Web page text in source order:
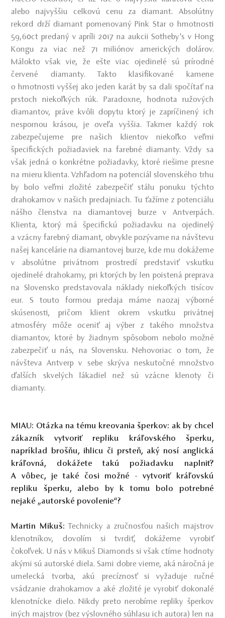
alebo najvyššiu celkovú cenu za diamant. Absolútny
rekord drží diamant pomenovaný Pink Star o hmotnosti
59,60ct predaný v apríli 2017 na aukcii Sotheby's v Hong
Kongu za viac než 71 miliónov amerických dolárov.
Málokto však vie, že ešte viac ojedinelé sú prírodné
červené diamanty. Takto klasifikované kamene
o hmotnosti vyššej ako jeden karát by sa dali spočítať na
prstoch niekoľkých rúk. Paradoxne, hodnota ružových
diamantov, práve kvôli dopytu ktorý je zapríčinený ich
nespornou krásou, je oveľa vyššia. Takmer každý rok
zabezpečujeme pre našich klientov niekoľko veľmi
špecifických požiadaviek na farebné diamanty. Vždy sa
však jedná o konkrétne požiadavky, ktoré riešime presne
na mieru klienta. Vzhľadom na potenciál slovenského trhu
by bolo veľmi zložité zabezpečiť stálu ponuku týchto
drahokamov v našich predajniach. Tu ťažíme z potenciálu
nášho členstva na diamantovej burze v Antverpách.
Klienta, ktorý má špecifickú požiadavku na ojedinelý
a vzácny farebný diamant, obvykle pozývame na návštevu
našej kancelárie na diamantovej burze, kde mu dokážeme
v absolútne privátnom prostredí predstaviť vskutku
ojedinelé drahokamy, pri ktorých by len poistená preprava
na Slovensko predstavovala náklady niekoľkých tisícov
eur. S touto formou predaja máme naozaj výborné
skúsenosti, pričom klient okrem vskutku privátnej
atmosféry môže oceniť aj výber z takého množstva
diamantov, ktoré by žiadnym spôsobom nebolo možné
zabezpečiť u nás, na Slovensku. Nehovoriac o tom, že
návšteva Antverp v sebe skrýva neskutočné množstvo
ďalších skvelých lákadiel než sú vzácne klenoty či
diamanty.
MIAU: Otázka na tému kreovania šperkov: ak by chcel
zákazník vytvoriť repliku kráľovského šperku,
napríklad brošňu, ihlicu či prsteň, aký nosí anglická
kráľovná, dokážete takú požiadavku naplniť?
A vôbec, je také čosi možné - vytvoriť kráľovskú
repliku šperku, alebo by k tomu bolo potrebné
nejaké „autorské povolenie“?
Martin Mikuš: Technicky a zručnosťou našich majstrov
klenotníkov, dovolím si tvrdiť, dokážeme vyrobiť
čokoľvek. U nás v Mikuš Diamonds si však ctíme hodnoty
akými sú autorské diela. Sami dobre vieme, aká náročná je
umelecká tvorba, akú precíznosť si vyžaduje ručné
vsádzanie drahokamov a aké zložité je vyrobiť dokonalé
klenotnícke dielo. Nikdy preto nerobíme repliky šperkov
iných majstrov (bez výslovného súhlasu ich autora) len na